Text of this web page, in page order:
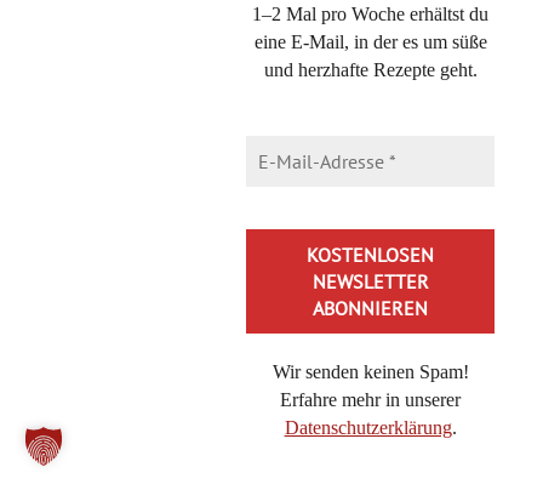
1–2 Mal pro Woche erhältst du
eine E-Mail, in der es um süße
und herzhafte Rezepte geht.
Wir senden keinen Spam!
Erfahre mehr in unserer
Datenschutzerklärung.
Ich möchte auch den kostenlosen Newsletter
Alternative: